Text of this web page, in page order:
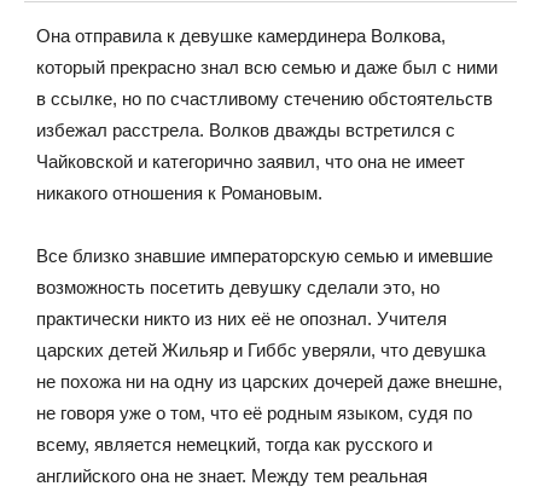
Она отправила к девушке камердинера Волкова,
который прекрасно знал всю семью и даже был с ними
в ссылке, но по счастливому стечению обстоятельств
избежал расстрела. Волков дважды встретился с
Чайковской и категорично заявил, что она не имеет
никакого отношения к Романовым.
Все близко знавшие императорскую семью и имевшие
возможность посетить девушку сделали это, но
практически никто из них её не опознал. Учителя
царских детей Жильяр и Гиббс уверяли, что девушка
не похожа ни на одну из царских дочерей даже внешне,
не говоря уже о том, что её родным языком, судя по
всему, является немецкий, тогда как русского и
английского она не знает. Между тем реальная